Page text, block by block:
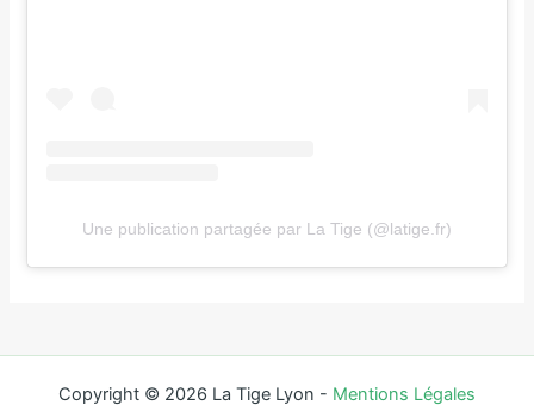
Une publication partagée par La Tige (@latige.fr)
Copyright © 2026 La Tige Lyon - Mentions Légales